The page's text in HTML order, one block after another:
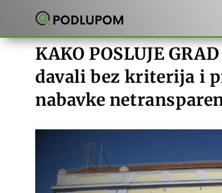
KAKO POSLUJE
davali bez kriterija i
nabavke